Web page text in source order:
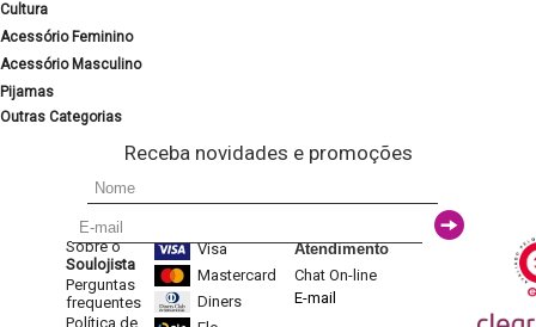
Cultura
Acessório Feminino
Acessório Masculino
Pijamas
Outras Categorias
Receba novidades e promoções
Sobre o
Soulojista
Perguntas
frequentes
Política de
Visa
Mastercard
Diners
Atendimento
Chat On-line
E-mail